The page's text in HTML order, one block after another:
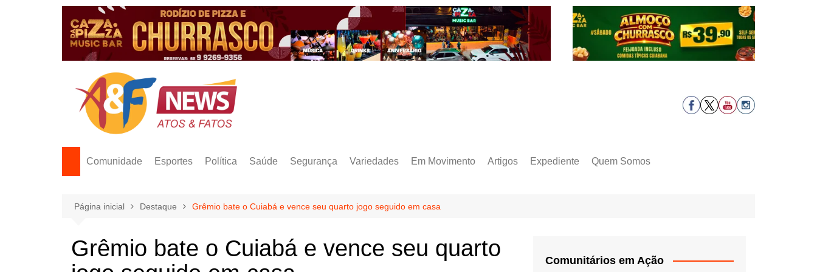
Comunidade Esportes Política Saúde Segurança Variedades Em Movimento Artigos Expediente Quem Somos
Página inicial Destaque Grêmio bate o Cuiabá e vence seu quarto jogo seguido em casa
Grêmio bate o Cuiabá e vence seu quarto
Comunitários em Ação